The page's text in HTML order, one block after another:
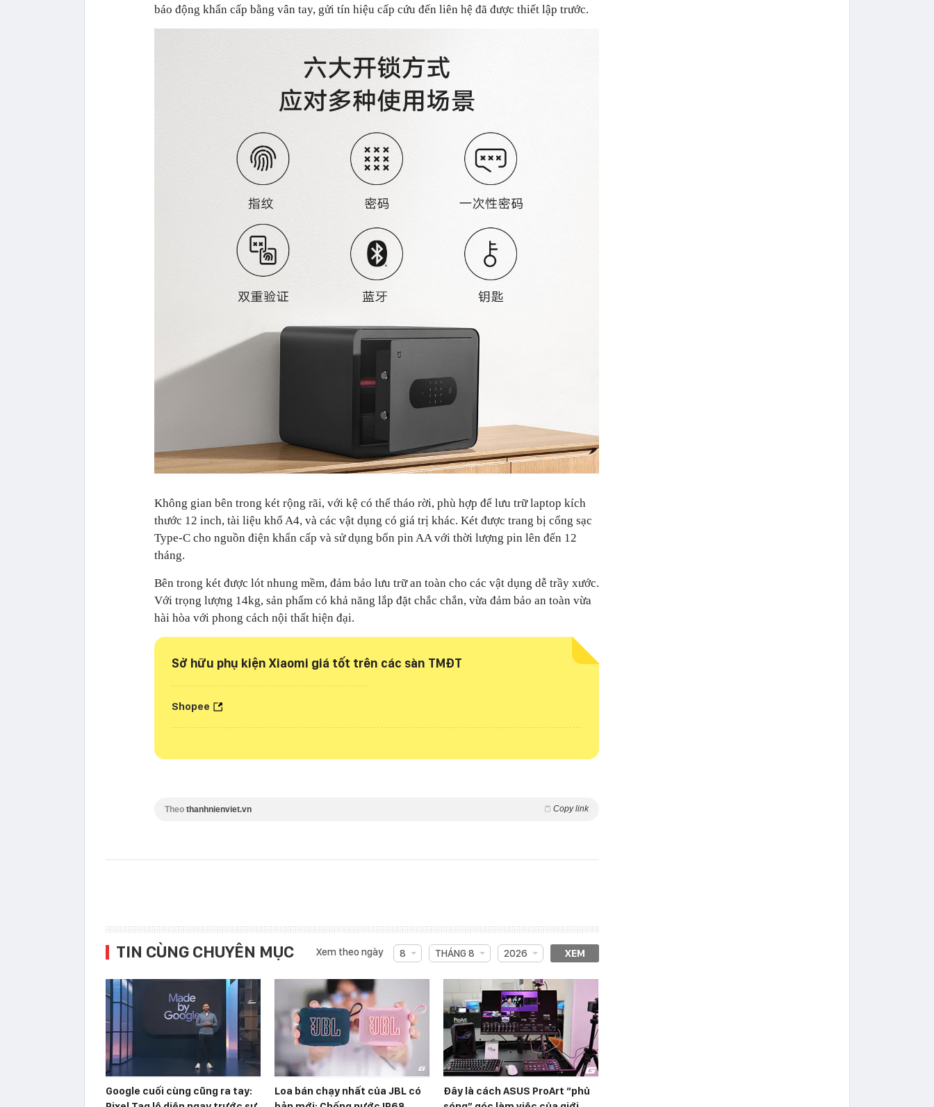
báo động khẩn cấp bằng vân tay, gửi tín hiệu cấp cứu đến liên hệ đã được thiết lập trước.
Không gian bên trong két rộng rãi, với kệ có thể tháo rời, phù hợp để lưu trữ laptop kích
thước 12 inch, tài liệu khổ A4, và các vật dụng có giá trị khác. Két được trang bị cổng sạc
Type-C cho nguồn điện khẩn cấp và sử dụng bốn pin AA với thời lượng pin lên đến 12
tháng.
Bên trong két được lót nhung mềm, đảm bảo lưu trữ an toàn cho các vật dụng dễ trầy xước.
Với trọng lượng 14kg, sản phẩm có khả năng lắp đặt chắc chắn, vừa đảm bảo an toàn vừa
hài hòa với phong cách nội thất hiện đại.
Sở hữu phụ kiện Xiaomi giá tốt trên các sàn TMĐT
Shopee
Theo thanhnienviet.vn Copy link
TIN CÙNG CHUYÊN MỤC Xem theo ngày 8 THÁNG 8 2026 XEM
Google cuối cùng cũng ra tay:
Loa bán chạy nhất của JBL có
Đây là cách ASUS ProArt “phủ